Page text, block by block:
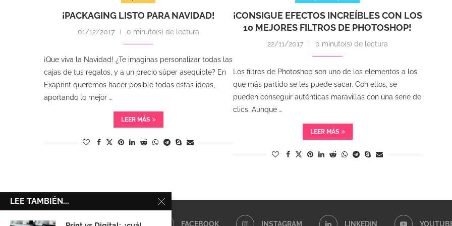
¡PACKAGING LISTO PARA NAVIDAD!
01/12/2017 0 minuto(s) de lectura
¡Que viva la Navidad! ¿Te imaginas personalizar todas las
cajas de tus regalos, y a un precio súper asequible? En
Exaprint queremos hacer posible todas estas ideas,
aportando lo mejor …
LEER MÁS
¡CONSIGUE EFECTOS INCREÍBLES CON LOS
10 MEJORES FILTROS DE PHOTOSHOP!
22/11/2017 0 minuto(s) de lectura
Los filtros de Photoshop son uno de los elementos a los
que más partido se les puede sacar. Con ellos, se
pueden conseguir auténticas maravillas con una serie de
clics. Aunque …
LEER MÁS
FACEBOOK INSTAGRAM LINKEDIN
LEE TAMBIÉN...